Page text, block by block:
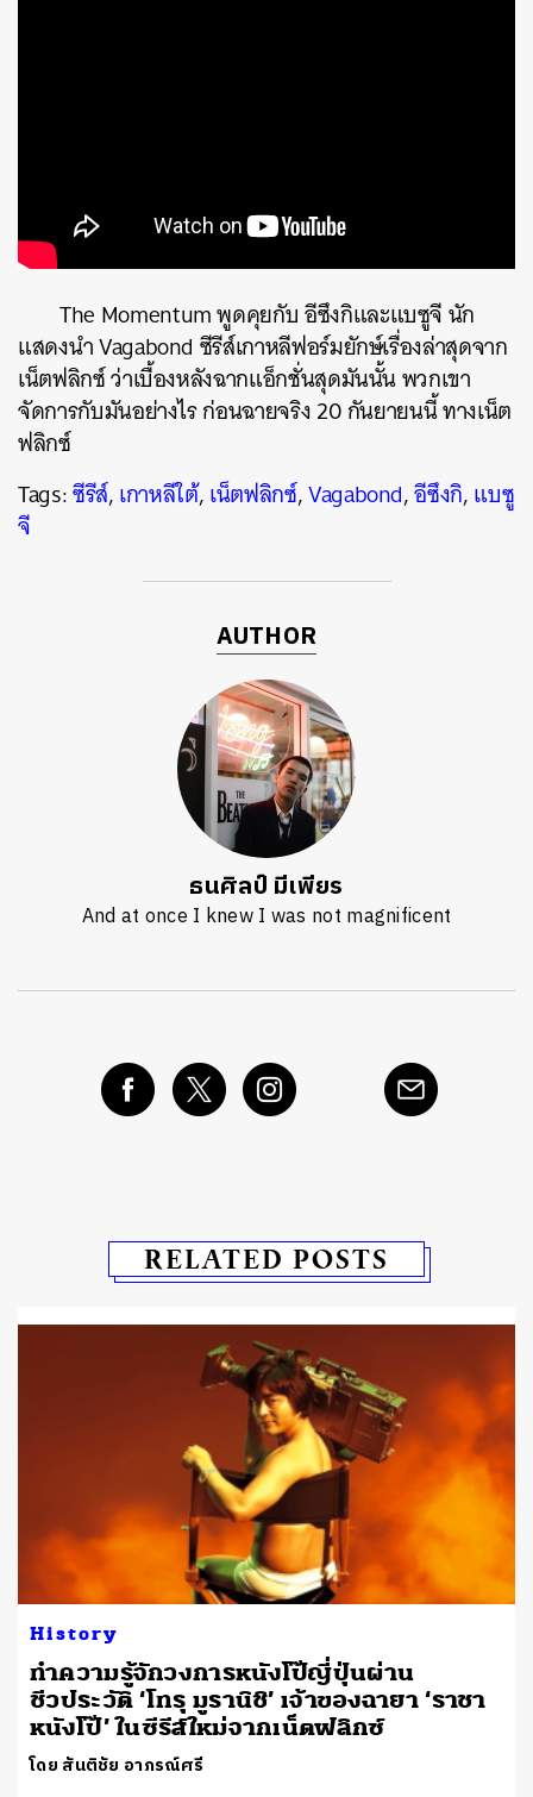
The Momentum พูดคุยกับ อีซึงกิและแบซูจี นัก
แสดงนำ Vagabond ซีรีส์เกาหลีฟอร์มยักษ์เรื่องล่าสุดจาก
เน็ตฟลิกซ์ ว่าเบื้องหลังฉากแอ็กชั่นสุดมันนั้น พวกเขา
จัดการกับมันอย่างไร ก่อนฉายจริง 20 กันยายนนี้ ทางเน็ต
ฟลิกซ์
Tags:ซีรีส์,เกาหลีใต้,เน็ตฟลิกซ์,Vagabond,อีซึงกิ,แบซู
จี
AUTHOR
ธนศิลป์ มีเพียร
And at once I knew I was not magnificent
RELATED POSTS
History
ทำความรู้จักวงการหนังโป๊ญี่ปุ่นผ่าน
ชีวประวัติ ‘โทรุ มูรานิชิ’ เจ้าของฉายา ‘ราชา
หนังโป๊’ ในซีรีส์ใหม่จากเน็ตฟลิกซ์
โดย สันติชัย อาภรณ์ศรี